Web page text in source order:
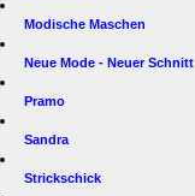
Modische Maschen
Neue Mode - Neuer Schnitt
Pramo
Sandra
Strickschick